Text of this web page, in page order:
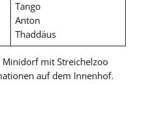
Tango
Anton
Thaddäus
Minidorf mit Streichelzoo
auf dem Innenhof.